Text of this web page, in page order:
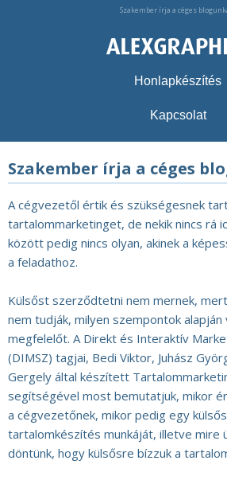
Szakember írja a céges
Honlapkészítés
Kapcsolat
Szakember írja a céges
A cégvezetől értik és szükségesnek
tartalommarketinget, de nekik nincs rá
között pedig nincs olyan, akinek a
a feladathoz.
Külsőst szerződtetni nem mernek,
nem tudják, milyen szempontok alapján
megfelelőt. A Direkt és Interaktív
(DIMSZ) tagjai, Bedi Viktor, Juhász
Gergely által készített
segítségével most bemutatjuk, mikor
a cégvezetőnek, mikor pedig egy
tartalomkészítés munkáját, illetve mire
döntünk, hogy külsősre bízzuk a